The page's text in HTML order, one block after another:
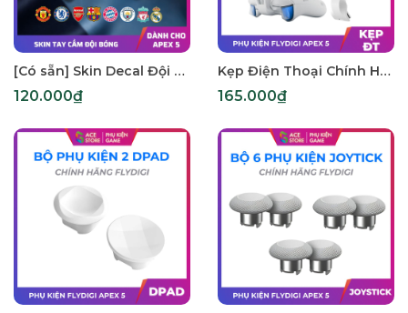
[Có sẵn] Skin Decal Đội Bóng Cho Flydigi Apex 5 Elite – Ốp Skin Custom Gace Store
120.000₫
Kẹp Điện Thoại Chính Hãng Flydigi Cho Apex 5
165.000₫